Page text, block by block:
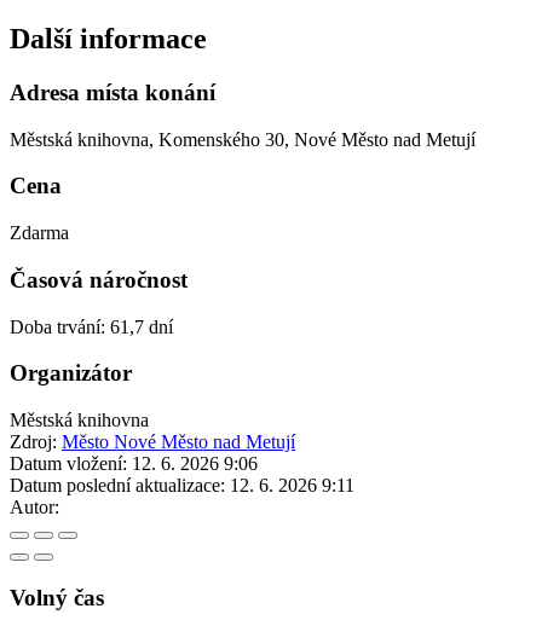
Další informace
Adresa místa konání
Městská knihovna, Komenského 30, Nové Město nad Metují
Cena
Zdarma
Časová náročnost
Doba trvání: 61,7 dní
Organizátor
Městská knihovna
Zdroj: Město Nové Město nad Metují
Datum vložení: 12. 6. 2026 9:06
Datum poslední aktualizace: 12. 6. 2026 9:11
Autor:
Volný čas